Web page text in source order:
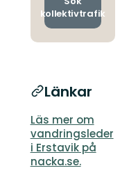
kollektivtrafik
Länkar
Läs mer om
vandringsleder
i Erstavik på
nacka.se.